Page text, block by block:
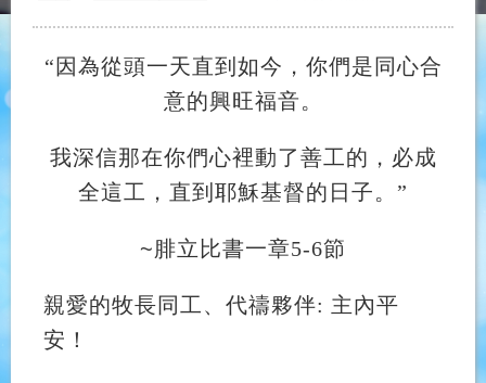
“ 因為從頭一天直到如今，你們是同心合
意的興旺福音。
我深信那在你們心裡動了善工的，必成
全這工，直到耶穌基督的日子。”
~腓立比書一章5-6節
親愛的牧長同工、代禱夥伴: 主內平
安！